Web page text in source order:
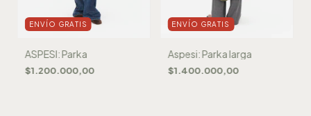
ENVÍO GRATIS
ASPESI: Parka
$1.200.000,00
ENVÍO GRATIS
Aspesi: Parka larga
$1.400.000,00